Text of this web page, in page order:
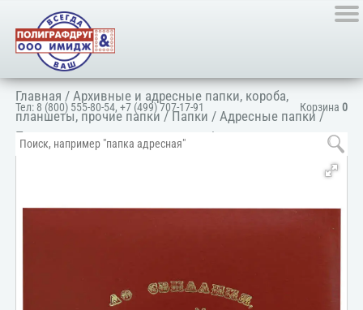
Корзина 0
Тел: 8 (800) 555-80-54,+7 (499) 707-17-91
Главная /Архивные и адресные папки, короба,
планшеты, прочие папки/Папки /Адресные папки/
Папка для школ и детских садов
/